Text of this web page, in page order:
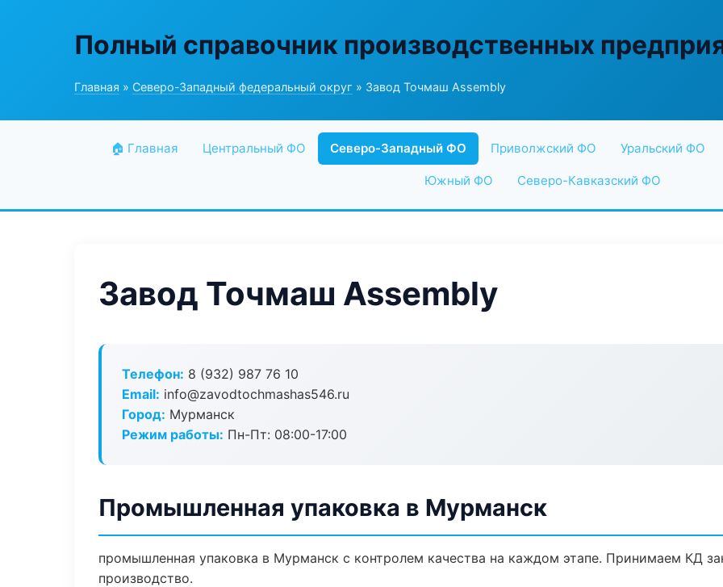
Полный справочник производственных
Главная » Северо-Западный федеральный округ » Завод Точмаш Assembly
🏠 Главная Центральный ФО Северо-Западный ФО Приволжский ФО Уральский ФО
Южный ФО Северо-Кавказский ФО
Завод Точмаш Assembly
Телефон: 8 (932) 987 76 10
Email: info@zavodtochmashas546.ru
Город: Мурманск
Режим работы: Пн-Пт: 08:00-17:00
Промышленная упаковка в Мурманск
промышленная упаковка в Мурманск с контролем качества на каждом этапе. Принимаем КД
производство.